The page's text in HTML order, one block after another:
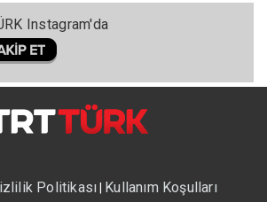
Instagram'da
Politikası| Kullanım Koşulları